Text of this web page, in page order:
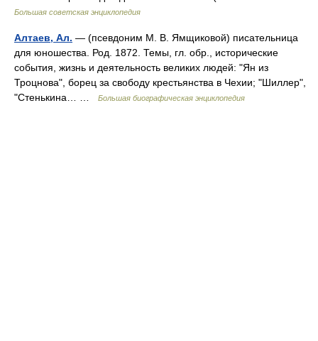
Большая советская энциклопедия
Алтаев, Ал. — (псевдоним М. В. Ямщиковой) писательница
для юношества. Род. 1872. Темы, гл. обр., исторические
события, жизнь и деятельность великих людей: "Ян из
Троцнова", борец за свободу крестьянства в Чехии; "Шиллер",
"Стенькина… …
Большая биографическая энциклопедия